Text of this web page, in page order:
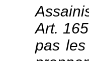
Art.
pas